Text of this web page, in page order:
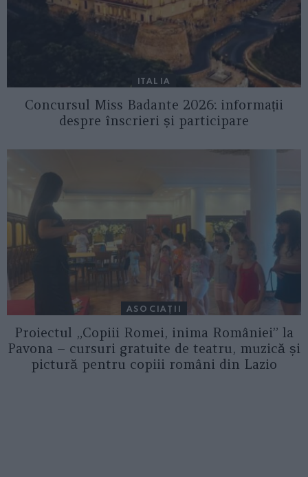
ITALIA
Concursul Miss Badante 2026: informații
despre înscrieri și participare
ASOCIAŢII
Proiectul „Copiii Romei, inima României” la
Pavona – cursuri gratuite de teatru, muzică și
pictură pentru copiii români din Lazio